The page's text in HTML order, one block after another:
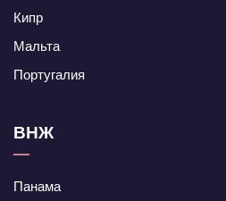
Кипр
Мальта
Португалия
ВНЖ
Панама